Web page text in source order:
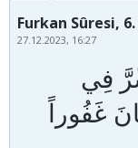
Furkan Sûresi,
27.12.2023, 16:27
فِي
غَفُوراً